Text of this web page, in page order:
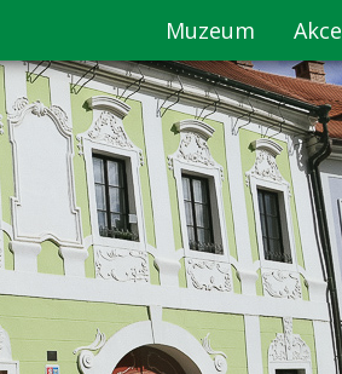
Muzeum Akce